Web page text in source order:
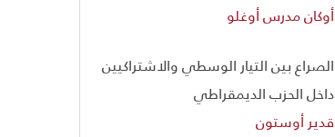
أوكان مدرس أوغلو
الصراع بين التيار الوسطي والاشتراكيين
داخل الحزب الديمقراطي
قدير أوستون